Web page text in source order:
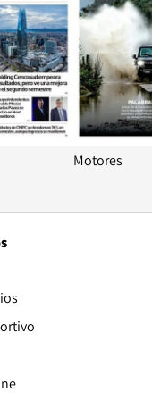
Motores